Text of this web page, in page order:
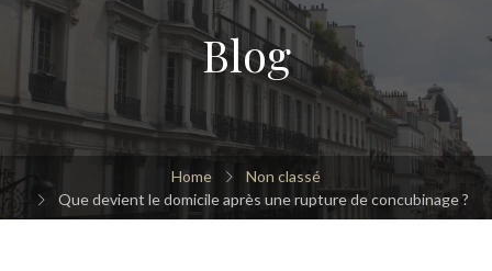
Blog
Home
Non classé
Que devient le domicile après une rupture de concubinage ?